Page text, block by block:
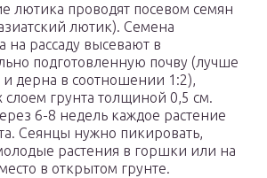
лютика проводят посевом семян
лютик). Семена
на рассаду высевают в
подготовленную почву (лучше
и дерна в соотношении 1:2),
слоем грунта толщиной 0,5 см.
6-8 недель каждое растение
Сеянцы нужно пикировать,
растения в горшки или на
в открытом грунте.